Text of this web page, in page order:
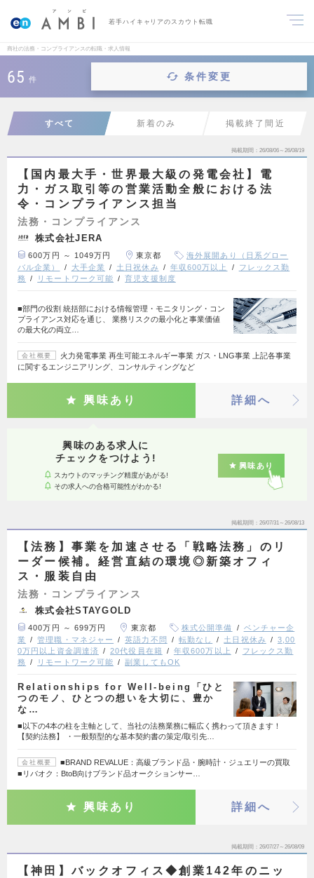
若手ハイキャリアのスカウト転職
商社の法務・コンプライアンスの転職・求人情報
65 件 条件変更
すべて 新着のみ 掲載終了間近
掲載期間 26/08/06～26/08/19
【国内最大手・世界最大級の発電会社】電
力・ガス取引等の営業活動全般における法
令・コンプライアンス担当
法務・コンプライアンス
株式会社JERA
600万円 ～ 1049万円 東京都
海外展開あり（日系グロー
バル企業）
大手企業 土日祝休み 年収600万以上
フレックス勤
務
リモートワーク可能 育児支援制度
■部門の役割 統括部における情報管理・モニタリング・コン
プライアンス対応を通じ、 業務リスクの最小化と事業価値
の最大化の両立…
会社概要
火力発電事業 再生可能エネルギー事業 ガス・LNG事業 上記各事業
に関するエンジニアリング、コンサルティングなど
興味あり 詳細へ
興味のある求人に
チェックをつけよう!
スカウトのマッチング精度があがる!
その求人への合格可能性がわかる!
興味あり
掲載期間 26/07/31～26/08/13
【法務】事業を加速させる「戦略法務」のリ
ーダー候補。経営直結の環境◎新築オフィ
ス・服装自由
法務・コンプライアンス
株式会社STAYGOLD
400万円 ～ 699万円 東京都 株式公開準備
ベンチャー企
業
管理職・マネジャー 英語力不問 転勤なし 土日祝休み
3,00
0万円以上資金調達済
20代役員在籍 年収600万以上
フレックス勤
務
リモートワーク可能 副業してもOK
Relationships for Well-being「ひと
つのモノ、ひとつの想いを大切に、豊か
な…
■以下の4本の柱を主軸として、当社の法務業務に幅広く携わって頂きます！
【契約法務】 ・一般類型的な基本契約書の策定/取引先…
会社概要
■BRAND REVALUE：高級ブランド品・腕時計・ジュエリーの買取
■リバオク：BtoB向けブランド品オークションサー…
興味あり 詳細へ
掲載期間 26/07/27～26/08/09
【神田】バックオフィス◆創業142年のニッ